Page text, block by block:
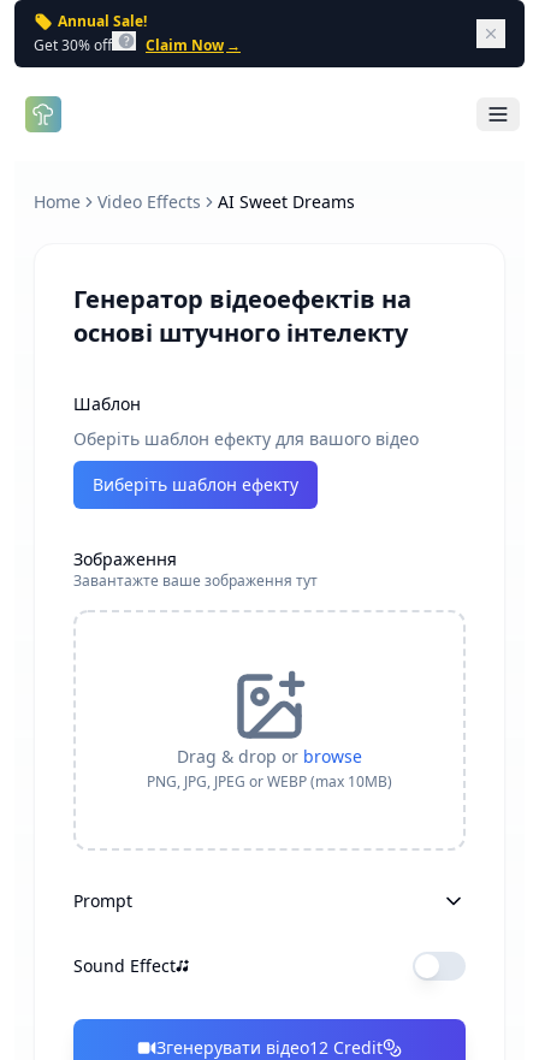
Annual Sale!
Get 30% off
Claim Now →
Open
Home Video Effects AI Sweet Dreams
Генератор відеоефектів на
основі штучного інтелекту
Шаблон
Оберіть шаблон ефекту для вашого відео
Виберіть шаблон ефекту
Зображення
Завантажте ваше зображення тут
Drag & drop or browse
PNG, JPG, JPEG or WEBP (max 10MB)
Prompt
Sound Effect
Згенерувати відео12 Credit